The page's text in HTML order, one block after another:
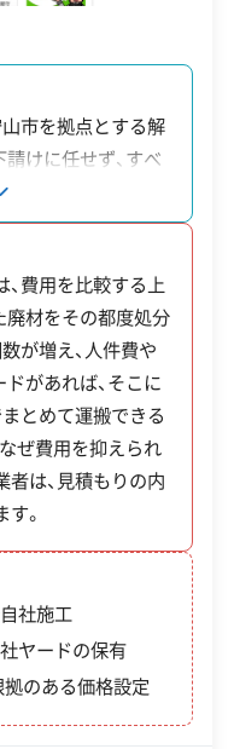
します。
、周辺の職人や重機
ます。そのため、一
トな工期管理と早め
補助金
基準の木造住宅
象とする補助金制
ているため、早期
・受賞
現場清掃
献・ボランティア
不要品回収
不要品買取
地活用
滅失登記
日連絡
土対応
日祝対応
細な説明が表示されます。
市を拠点とする解
けに任せず、すべ
た、廃材を一時保
ため、処分場への
ことが可能です。
解体で坪23,000円
います。
費用を比較する上
廃材をその都度処分
が増え、人件費や
があれば、そこに
とめて運搬できる
ぜ費用を抑えられ
は、見積もりの内
。
社施工
ヤードの保有
のある価格設定